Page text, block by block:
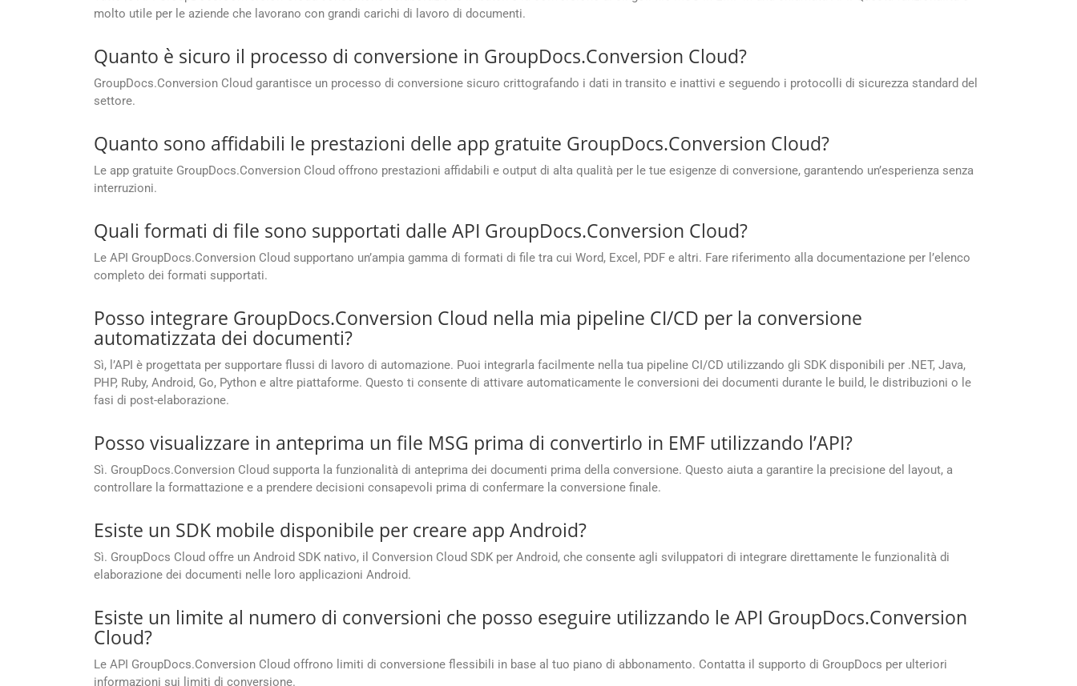
molto utile per le aziende che lavorano con grandi carichi di lavoro di documenti.
Quanto è sicuro il processo di conversione in GroupDocs.Conversion Cloud?
GroupDocs.Conversion Cloud garantisce un processo di conversione sicuro crittografando i dati in transito e inattivi e seguendo i protocolli di sicurezza standard del
settore.
Quanto sono affidabili le prestazioni delle app gratuite GroupDocs.Conversion Cloud?
Le app gratuite GroupDocs.Conversion Cloud offrono prestazioni affidabili e output di alta qualità per le tue esigenze di conversione, garantendo un’esperienza senza
interruzioni.
Quali formati di file sono supportati dalle API GroupDocs.Conversion Cloud?
Le API GroupDocs.Conversion Cloud supportano un’ampia gamma di formati di file tra cui Word, Excel, PDF e altri. Fare riferimento alla documentazione per l’elenco
completo dei formati supportati.
Posso integrare GroupDocs.Conversion Cloud nella mia pipeline CI/CD per la conversione
automatizzata dei documenti?
Sì, l’API è progettata per supportare flussi di lavoro di automazione. Puoi integrarla facilmente nella tua pipeline CI/CD utilizzando gli SDK disponibili per .NET, Java,
PHP, Ruby, Android, Go, Python e altre piattaforme. Questo ti consente di attivare automaticamente le conversioni dei documenti durante le build, le distribuzioni o le
fasi di post-elaborazione.
Posso visualizzare in anteprima un file MSG prima di convertirlo in EMF utilizzando l’API?
Sì. GroupDocs.Conversion Cloud supporta la funzionalità di anteprima dei documenti prima della conversione. Questo aiuta a garantire la precisione del layout, a
controllare la formattazione e a prendere decisioni consapevoli prima di confermare la conversione finale.
Esiste un SDK mobile disponibile per creare app Android?
Sì. GroupDocs Cloud offre un Android SDK nativo, il Conversion Cloud SDK per Android, che consente agli sviluppatori di integrare direttamente le funzionalità di
elaborazione dei documenti nelle loro applicazioni Android.
Esiste un limite al numero di conversioni che posso eseguire utilizzando le API GroupDocs.Conversion
Cloud?
Le API GroupDocs.Conversion Cloud offrono limiti di conversione flessibili in base al tuo piano di abbonamento. Contatta il supporto di GroupDocs per ulteriori
informazioni sui limiti di conversione.